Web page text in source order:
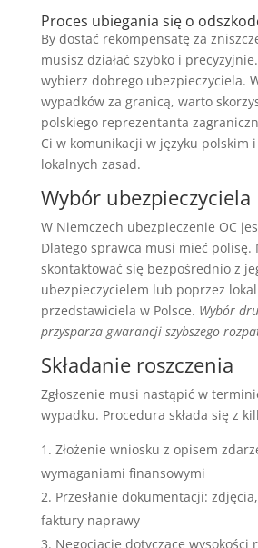
Proces ubiegania się o
By dostać rekompensatę za
musisz działać szybko i
wybierz dobrego ubezpieczyciela.
wypadków za granicą, warto
polskiego reprezentanta
Ci w komunikacji w języku polskim
lokalnych zasad.
Wybór ubezpieczyciela
W Niemczech ubezpieczenie OC
Dlatego sprawca musi mieć polisę.
skontaktować się bezpośrednio z
ubezpieczycielem lub poprzez
przedstawiciela w Polsce. Wybór
przysparza gwarancji szybszego
Składanie roszczenia
Zgłoszenie musi nastąpić w
wypadku. Procedura składa się z
Złożenie wniosku z opisem
wymaganiami finansowymi
Przesłanie dokumentacji:
faktury naprawy
Negocjacje dotyczące wysokości